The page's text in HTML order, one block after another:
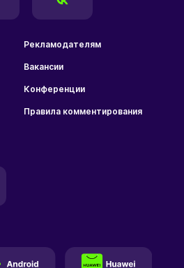
Рекламодателям
Вакансии
Конференции
Правила комментирования